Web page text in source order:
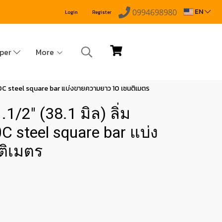
Login Register 0994698980 EN
More
steel square bar แบ่งขายความยาว 10 เซนติเมตร
2" (38.1 มิล) ลิ่ม
steel square bar แบ่ง
เมตร